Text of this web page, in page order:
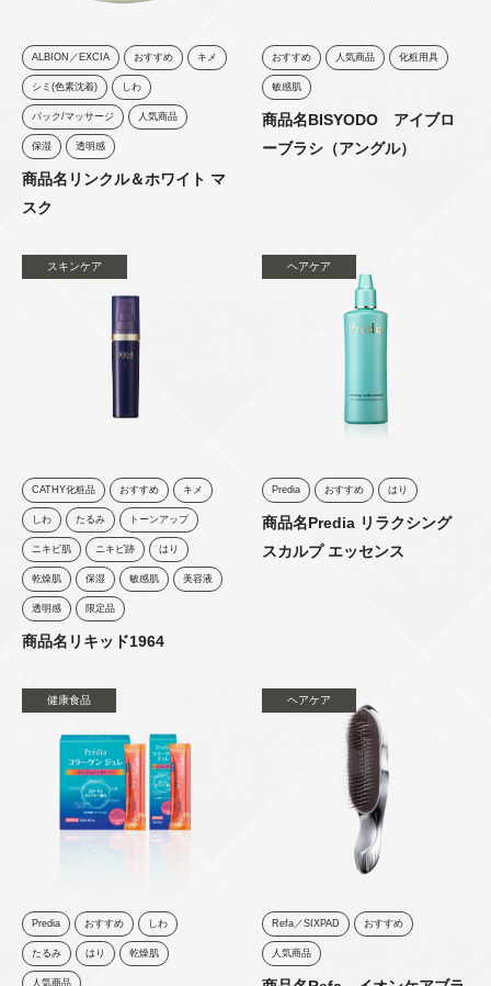
ALBION／EXCIA おすすめ キメ
シミ(色素沈着) しわ
パック/マッサージ 人気商品
保湿 透明感
商品名リンクル＆ホワイト マ
スク
おすすめ 人気商品 化粧用具
敏感肌
商品名BISYODO アイブロ
ーブラシ（アングル）
スキンケア
CATHY化粧品 おすすめ キメ
しわ たるみ トーンアップ
ニキビ肌 ニキビ跡 はり
乾燥肌 保湿 敏感肌 美容液
透明感 限定品
商品名リキッド1964
ヘアケア
Predia おすすめ はり
商品名Predia リラクシング
スカルプ エッセンス
健康食品
Predia おすすめ しわ
たるみ はり 乾燥肌
人気商品
ヘアケア
Refa／SIXPAD おすすめ
人気商品